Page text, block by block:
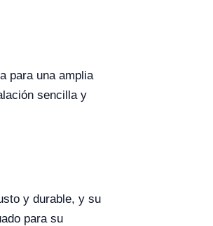
para una amplia
sencilla y
y durable, y su
para su